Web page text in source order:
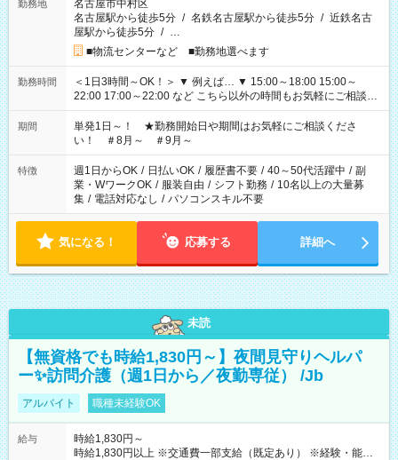
勤務地
名古屋市中村区
名古屋駅から徒歩5分 / 名鉄名古屋駅から徒歩5分 / 近鉄名古
屋駅から徒歩5分 / …
■物流センターなど ■勤務地選べます
勤務時間
＜1日3時間～OK！＞ ▼ 例えば… ▼ 15:00～18:00 15:00～
22:00 17:00～22:00 など こちら以外の時間もお気軽にご相談く
ださい！
期間
単発1日～！ ★勤務開始日や期間はお気軽にご相談くださ
い！ ＃8月～ ＃9月～
特徴 週1日からOK / 日払いOK / 履歴書不要 / 40～50代活躍中 / 副
業・WワークOK / 服装自由 / シフト勤務 / 10名以上の大量募
集 / 電話対応なし / パソコンスキル不要
気になる！ 応募する 詳細へ
未読
【無資格でも時給1,830円～】夜間見守りヘルパ
ー✨訪問介護（週1日から／夜勤専従） /Jb
アルバイト 職種未経験OK
給与
時給1,830円～
時給1,830円以上 ※交通費一部支給（既定あり） ※経験・能力を